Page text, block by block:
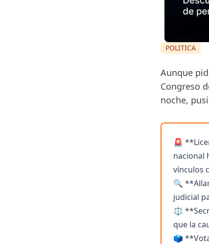
POLITICA
Aunque
Congreso
noche,
🚨
nacional
vínculos
🔍
judicial
⚖️
que la
🗳️